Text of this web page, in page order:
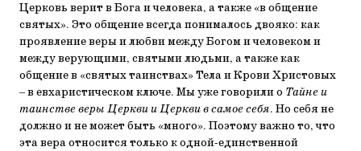
Цер­ковь верит в Бога и человека, а также «в общение
святых». Это общение всегда понималось двояко: как
проявление ве­ры и любви между Богом и человеком и
между верующими, святыми людьми, а также как
общение в «святых таинствах» Тела и Крови Христовых
– в евхаристическом ключе. Мы уже говорили о Тайне и
таинстве веры Церкви и Церкви в самое себя. Но себя не
должно и не может быть «много». Поэтому важно то, что
эта вера относится только к одной-единственной